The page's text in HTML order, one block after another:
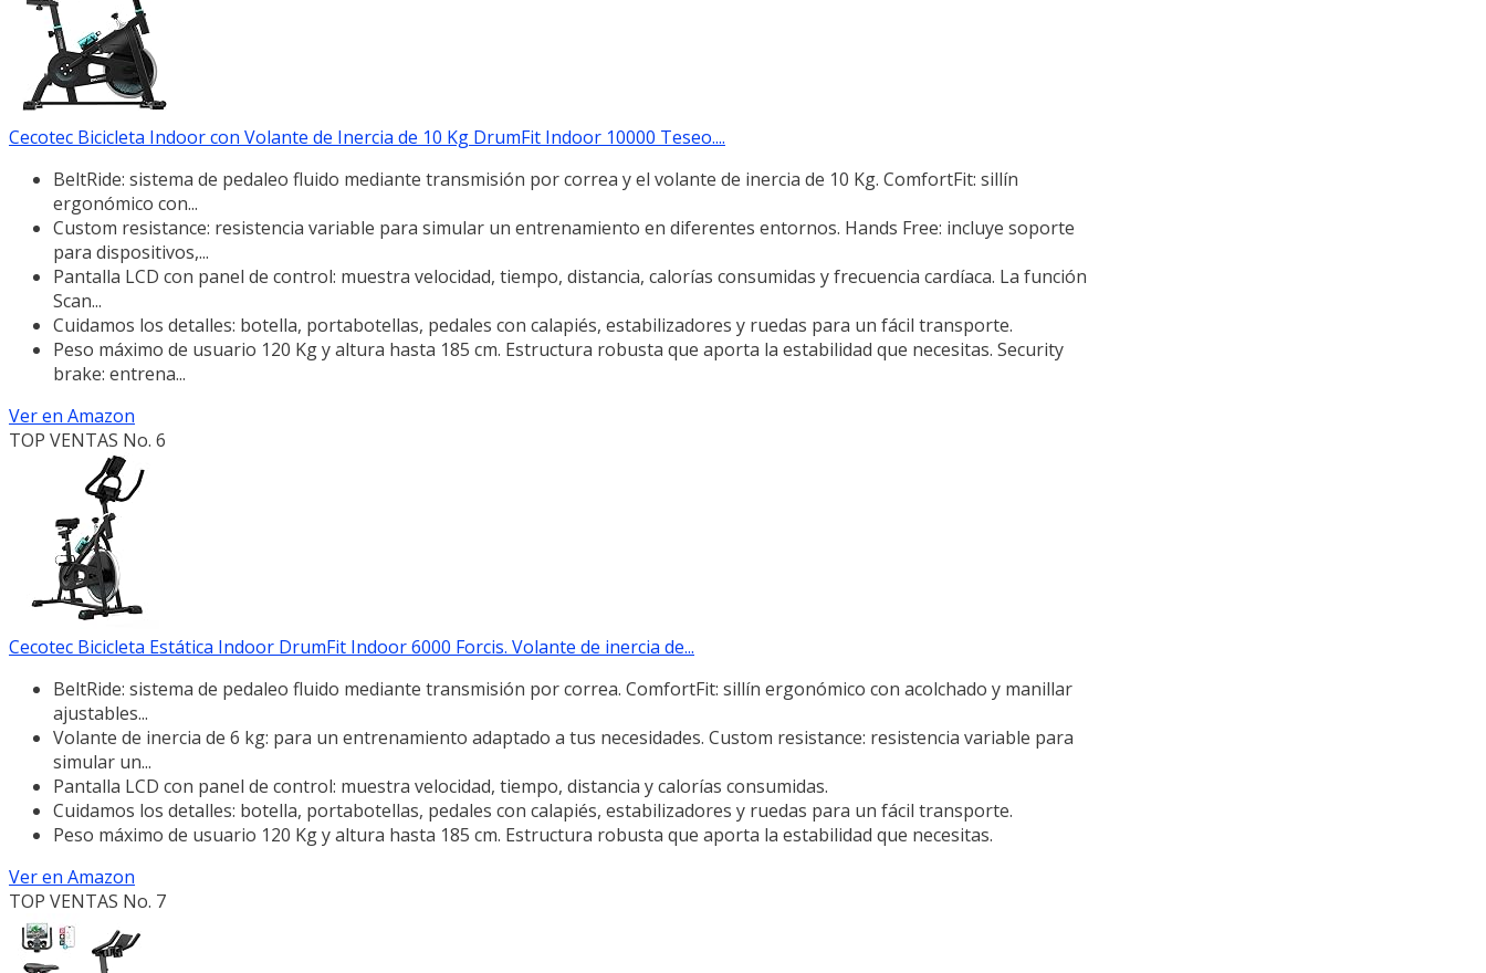
Cecotec Bicicleta Indoor con Volante de Inercia de 10 Kg DrumFit Indoor 10000 Teseo....
BeltRide: sistema de pedaleo fluido mediante transmisión por correa y el volante de inercia de 10 Kg. ComfortFit: sillín
ergonómico con...
Custom resistance: resistencia variable para simular un entrenamiento en diferentes entornos. Hands Free: incluye soporte
para dispositivos,...
Pantalla LCD con panel de control: muestra velocidad, tiempo, distancia, calorías consumidas y frecuencia cardíaca. La función
Scan...
Cuidamos los detalles: botella, portabotellas, pedales con calapiés, estabilizadores y ruedas para un fácil transporte.
Peso máximo de usuario 120 Kg y altura hasta 185 cm. Estructura robusta que aporta la estabilidad que necesitas. Security
brake: entrena...
Ver en Amazon
TOP VENTAS No. 6
Cecotec Bicicleta Estática Indoor DrumFit Indoor 6000 Forcis. Volante de inercia de...
BeltRide: sistema de pedaleo fluido mediante transmisión por correa. ComfortFit: sillín ergonómico con acolchado y manillar
ajustables...
Volante de inercia de 6 kg: para un entrenamiento adaptado a tus necesidades. Custom resistance: resistencia variable para
simular un...
Pantalla LCD con panel de control: muestra velocidad, tiempo, distancia y calorías consumidas.
Cuidamos los detalles: botella, portabotellas, pedales con calapiés, estabilizadores y ruedas para un fácil transporte.
Peso máximo de usuario 120 Kg y altura hasta 185 cm. Estructura robusta que aporta la estabilidad que necesitas.
Ver en Amazon
TOP VENTAS No. 7